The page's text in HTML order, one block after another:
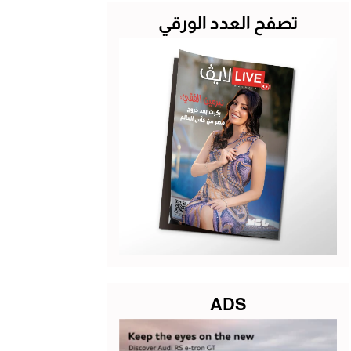
تصفح العدد الورقي
ADS